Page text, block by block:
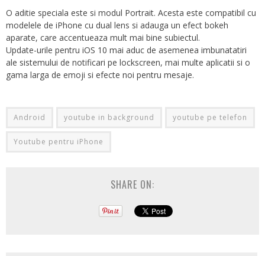
O aditie speciala este si modul Portrait. Acesta este compatibil cu
modelele de iPhone cu dual lens si adauga un efect bokeh
aparate, care accentueaza mult mai bine subiectul.
Update-urile pentru iOS 10 mai aduc de asemenea imbunatatiri
ale sistemului de notificari pe lockscreen, mai multe aplicatii si o
gama larga de emoji si efecte noi pentru mesaje.
Android youtube in background youtube pe telefon
Youtube pentru iPhone
SHARE ON: